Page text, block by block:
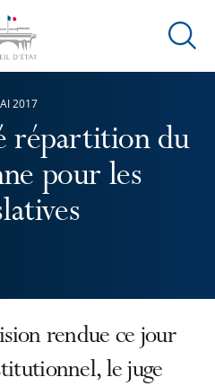
Ouvrir
répartition du
pour les
2017
rendue ce jour
le juge